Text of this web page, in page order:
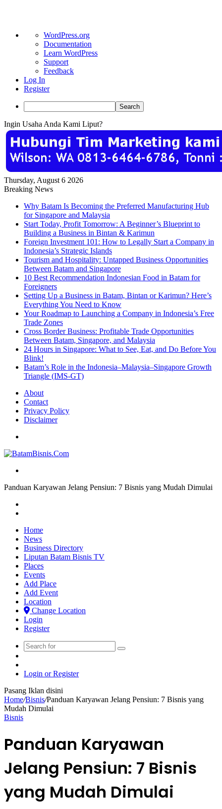
About
WordPress
WordPress.org
Documentation
Learn WordPress
Support
Feedback
Log In
Register
Search
Ingin Usaha Anda Kami Liput?
Thursday, August 6 2026
Breaking News
Why Batam Is Becoming the Preferred Manufacturing Hub
for Singapore and Malaysia
Start Today, Profit Tomorrow: A Beginner’s Blueprint to
Building a Business in Bintan & Karimun
Foreign Investment 101: How to Legally Start a Company in
Indonesia’s Strategic Islands
Tourism and Hospitality: Untapped Business Opportunities
Between Batam and Singapore
10 Best Recommendation Indonesian Food in Batam for
Foreigners
Setting Up a Business in Batam, Bintan or Karimun? Here’s
Everything You Need to Know
Your Roadmap to Launching a Company in Indonesia’s Free
Trade Zones
Cross Border Business: Profitable Trade Opportunities
Between Batam, Singapore, and Malaysia
24 Hours in Singapore: What to See, Eat, and Do Before You
Blink!
Batam’s Role in the Indonesia–Malaysia–Singapore Growth
Triangle (IMS-GT)
About
Contact
Privacy Policy
Disclaimer
Panduan Karyawan Jelang Pensiun: 7 Bisnis yang Mudah Dimulai
Home
News
Business Directory
Liputan Batam Bisnis TV
Places
Events
Add Place
Add Event
Location
Change Location
Login
Register
Search
Login or Register
Pasang Iklan disini
Home/Bisnis/Panduan Karyawan Jelang Pensiun: 7 Bisnis yang
Mudah Dimulai
Bisnis
Panduan Karyawan
Jelang Pensiun: 7 Bisnis
yang Mudah Dimulai